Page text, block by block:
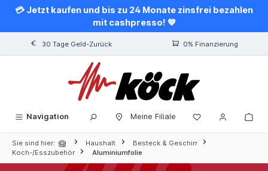
springen
💳 Jetzt kaufen und bis zu 24 Monate zinsfrei bezahlen
mit cashpresso! 💙
30 Tage Geld-Zurück 0% Finanzierung
Navigation Meine Filiale
Sie sind hier: Haushalt
Besteck & Geschirr
Koch-/Esszubehör
Aluminiumfolie